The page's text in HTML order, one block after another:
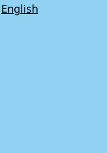
English